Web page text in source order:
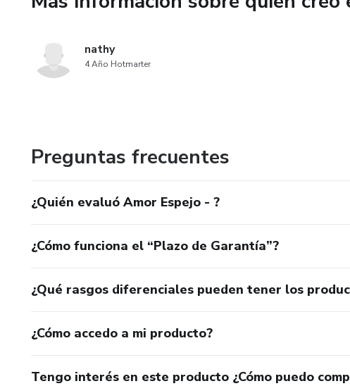
“No atraes lo que quieres. Atraes lo
nathy
4 Año Hotmarter
Preguntas frecuentes
¿Quién evaluó Amor Espejo - ?
¿Cómo funciona el “Plazo de Garantía”?
¿Qué rasgos diferenciales pueden tener los
¿Cómo accedo a mi producto?
Tengo interés en este producto ¿Cómo puedo